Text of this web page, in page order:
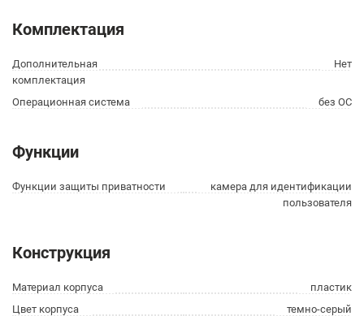
Комплектация
Дополнительная
комплектация
Нет
Операционная система без ОС
Функции
Функции защиты приватности
камера для идентификации
пользователя
Конструкция
Материал корпуса
пластик
Цвет корпуса
темно-серый